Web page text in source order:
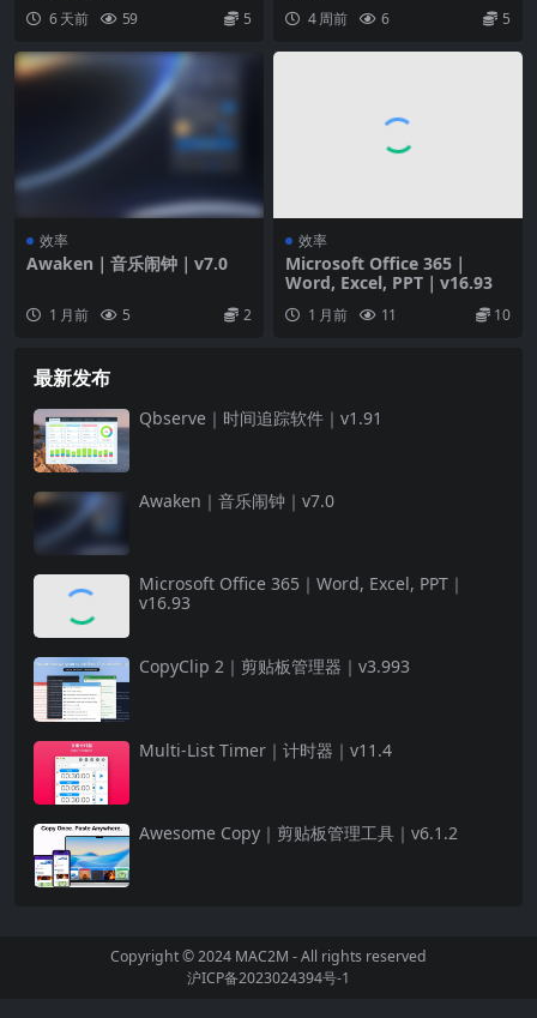
6 天前 59 5 4 周前 6 5
效率
Awaken｜音乐闹钟｜v7.0
1 月前 5 2
效率
Microsoft Office 365｜
Word, Excel, PPT｜v16.93
1 月前 11 10
最新发布
Qbserve｜时间追踪软件｜v1.91
Awaken｜音乐闹钟｜v7.0
Microsoft Office 365｜Word, Excel, PPT｜
v16.93
CopyClip 2｜剪贴板管理器｜v3.993
Multi-List Timer｜计时器｜v11.4
Awesome Copy｜剪贴板管理工具｜v6.1.2
Copyright © 2024 MAC2M - All rights reserved
沪ICP备2023024394号-1